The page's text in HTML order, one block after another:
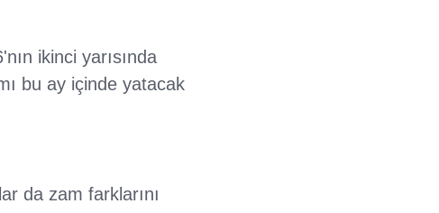
ikinci yarısında
bu ay içinde yatacak
da zam farklarını